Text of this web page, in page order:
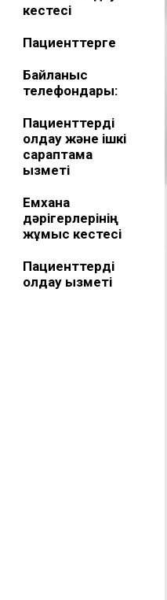
кестесі
Пациенттерге
Байланыс
телефондары:
Пациенттерді
қолдау және ішкі
сараптама
қызметі
Емхана
дәрігерлерінің
жұмыс кестесі
Пациенттерді
қолдау қызметі